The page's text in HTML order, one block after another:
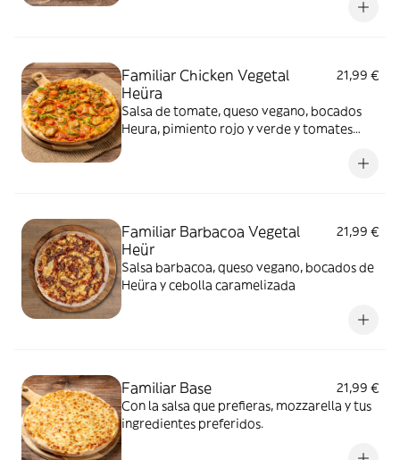
Familiar Chicken Vegetal
Heüra
21,99 €
Salsa de tomate, queso vegano, bocados
Heura, pimiento rojo y verde y tomates
Familiar Barbacoa Vegetal
Heür
21,99 €
Salsa barbacoa, queso vegano, bocados de
Heüra y cebolla caramelizada
Familiar Base
21,99 €
Con la salsa que prefieras, mozzarella y tus
ingredientes preferidos.